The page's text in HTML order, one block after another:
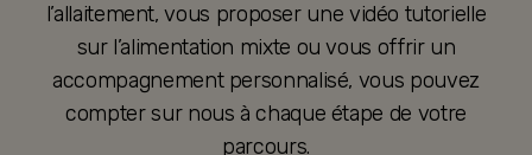
l’allaitement, vous proposer une vidéo tutorielle
sur l’alimentation mixte ou vous offrir un
accompagnement personnalisé, vous pouvez
compter sur nous à chaque étape de votre
parcours.